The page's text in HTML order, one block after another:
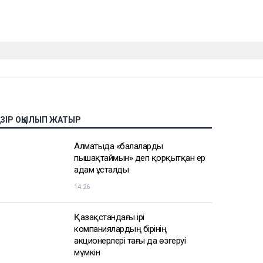
ОҚЫЛЫП ЖАТЫР